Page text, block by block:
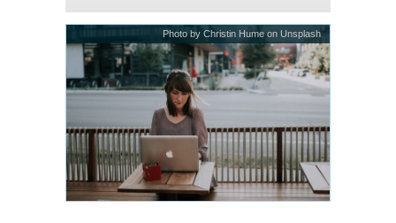
Photo by Christin Hume on Unsplash